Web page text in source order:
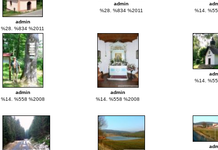
admin
%28. %834 %2011
admin
%28. %834 %2011
%14.
admin
%14. %558 %2008
admin
%14. %558 %2008
%14.